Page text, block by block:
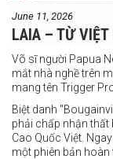
June 11, 2026
LAIA – TỪ VIỆT
Võ sĩ người Papua
mắt nhà nghề trên
mang tên Trigger
Biệt danh
phải chấp nhận thất
Cao Quốc Việt.
một phiên bản hoàn